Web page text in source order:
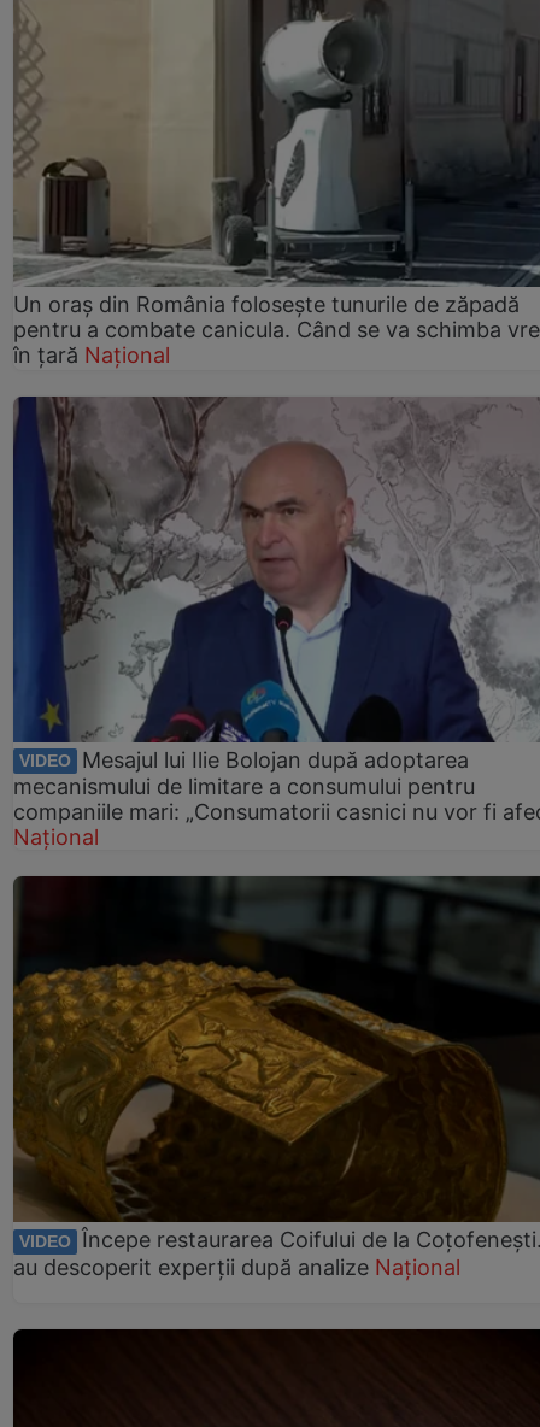
Un oraș din România folosește tunurile de zăpadă
pentru a combate canicula. Când se va schimba
în țară Național
VIDEO
Mesajul lui Ilie Bolojan după adoptarea
mecanismului de limitare a consumului pentru
companiile mari: „Consumatorii casnici nu vor fi
Național
VIDEO
Începe restaurarea Coifului de la
au descoperit experții după analize Național